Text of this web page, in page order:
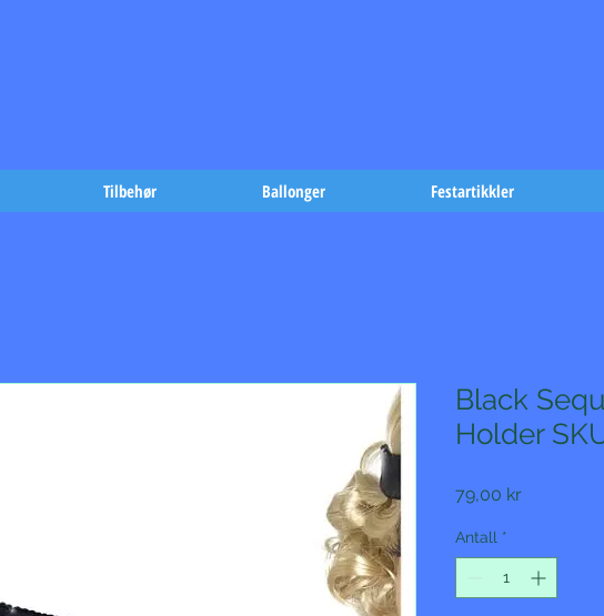
Tilbehør Ballonger Festartikkler
Black
Holder
79,00 krPris
Antall *